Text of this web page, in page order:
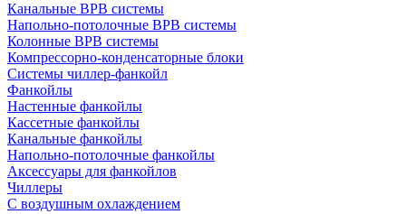
Канальные ВРВ системы
Напольно-потолочные ВРВ системы
Колонные ВРВ системы
Компрессорно-конденсаторные блоки
Системы чиллер-фанкойл
Фанкойлы
Настенные фанкойлы
Кассетные фанкойлы
Канальные фанкойлы
Напольно-потолочные фанкойлы
Аксессуары для фанкойлов
Чиллеры
С воздушным охлаждением